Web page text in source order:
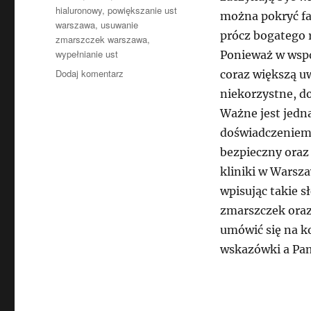
można pokryć
prócz bogatego
Ponieważ w
coraz większą
niekorzystne,
Ważne jest
bezpieczny
kliniki w
wpisując takie
zmarszczek
umówić się na
wskazówki a
hialuronowy,powiększanie ust
warszawa, usuwanie
zmarszczek warszawa,
wypełnianie ust
Dodaj komentarz